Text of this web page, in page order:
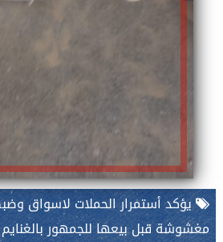
مغشوشة قبل بيعها للجمهور بالغنايم